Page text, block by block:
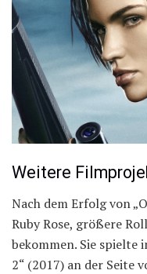
Weitere
Nach dem Erfolg von
Ruby Rose, größere
bekommen. Sie spielte
2“ (2017) an der Seite